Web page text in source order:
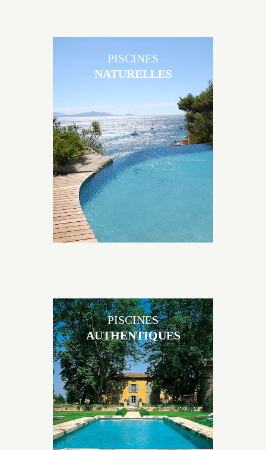
Les piscines en béton naturelles Jacques Brens sont
originales, elles s’intègrent parfaitement à leur
environnement grâce à un jeu de volume et de
matière sur-mesure conçu par notre bureau d’étude
spécialisé.
PISCINES
NATURELLES
Les piscines en béton authentiques Jacques Brens se
démarquent par la noblesse des matériaux
utilisés pour garder un aspect ancien, retrouver une
patine naturelle ou créer un ornement de pierres de
taille.
PISCINES
AUTHENTIQUES